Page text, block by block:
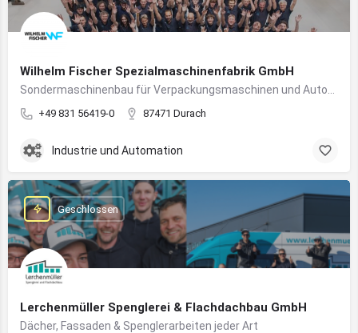
Wilhelm Fischer Spezialmaschinenfabrik GmbH
+49 831 56419-0 87471 Durach
Industrie und Automation
Lerchenmüller Spenglerei & Flachdachbau GmbH
Dächer, Fassaden & Spenglerarbeiten jeder Art
Geschlossen